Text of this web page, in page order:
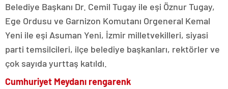
Belediye Başkanı Dr. Cemil Tugay ile eşi Öznur Tugay,
Ege Ordusu ve Garnizon Komutanı Orgeneral Kemal
Yeni ile eşi Asuman Yeni, İzmir milletvekilleri, siyasi
parti temsilcileri, ilçe belediye başkanları, rektörler ve
çok sayıda yurttaş katıldı.
Cumhuriyet Meydanı rengarenk